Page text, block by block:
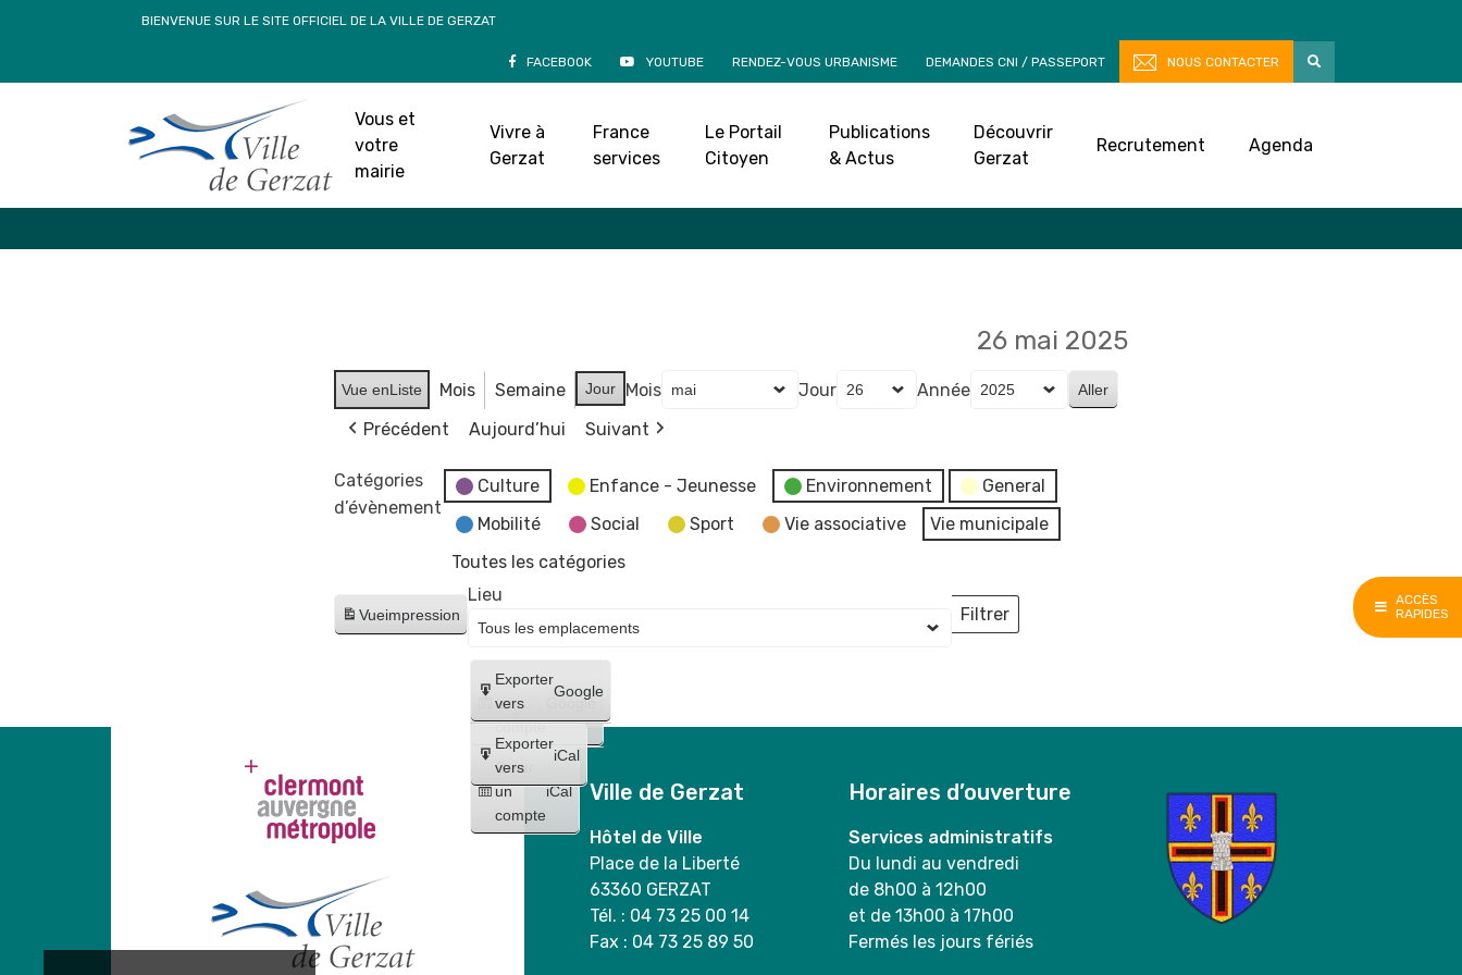
ACCÈS
RAPIDES
BIENVENUE SUR LE SITE OFFICIEL DE LA VILLE DE GERZAT
FACEBOOK YOUTUBE RENDEZ-VOUS URBANISME DEMANDES CNI / PASSEPORT NOUS CONTACTER
Vous et
votre
mairie
Vivre à
Gerzat
France
services
Le Portail
Citoyen
Publications
& Actus
Découvrir
Gerzat
Recrutement Agenda
Accueil»Agenda
26 mai 2025
Vue enListe Mois Semaine Jour Mois Jour
Année
Précédent
Aujourd’hui Suivant
Catégories
d’évènement
Culture Enfance - Jeunesse Environnement
General
Mobilité
Social Sport Vie associative
Vie municipale
Toutes les catégories
Vueimpression
Créer
un
compte
Google
Créer
un
compte
iCal
Exporter
vers
Google
Exporter
vers
iCal
Lieu
Filtrer
Lieux
Ville de Gerzat
Hôtel de Ville
Place de la Liberté
63360 GERZAT
Tél. : 04 73 25 00 14
Fax : 04 73 25 89 50
Horaires d’ouverture
Services administratifs
Du lundi au vendredi
de 8h00 à 12h00
et de 13h00 à 17h00
Fermés les jours fériés